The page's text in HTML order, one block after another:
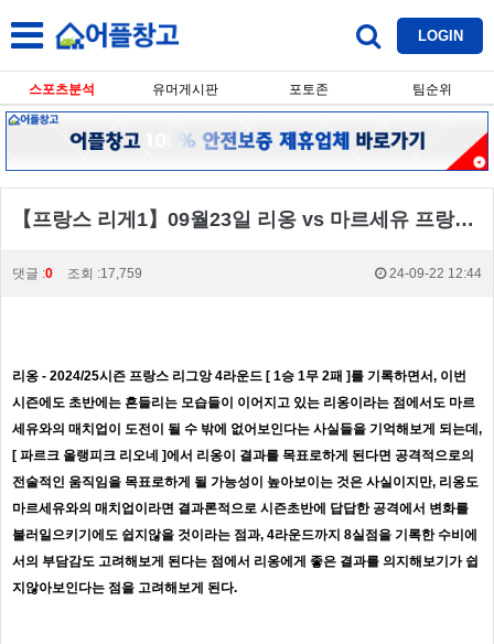
LOGIN
스포츠분석 유머게시판 포토존 팀순위
【프랑스 리게1】09월23일 리옹 vs 마르세유 프랑스리그 생중계,스포츠분석,스포츠중계
댓글 :0 조회 :17,759 24-09-22 12:44
리옹 - 2024/25시즌 프랑스 리그앙 4라운드 [ 1승 1무 2패 ]를 기록하면서, 이번
시즌에도 초반에는 흔들리는 모습들이 이어지고 있는 리옹이라는 점에서도 마르
세유와의 매치업이 도전이 될 수 밖에 없어보인다는 사실들을 기억해보게 되는데,
[ 파르크 올랭피크 리오네 ]에서 리옹이 결과를 목표로하게 된다면 공격적으로의
전술적인 움직임을 목표로하게 될 가능성이 높아보이는 것은 사실이지만, 리옹도
마르세유와의 매치업이라면 결과론적으로 시즌초반에 답답한 공격에서 변화를
불러일으키기에도 쉽지않을 것이라는 점과, 4라운드까지 8실점을 기록한 수비에
서의 부담감도 고려해보게 된다는 점에서 리옹에게 좋은 결과를 의지해보기가 쉽
지않아보인다는 점을 고려해보게 된다.